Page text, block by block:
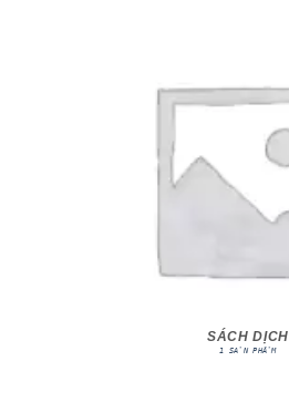
SÁCH DỊCH
1 SẢN PHẨM